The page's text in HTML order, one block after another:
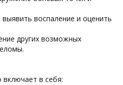
воспаление и оценить
других возможных
в себя: